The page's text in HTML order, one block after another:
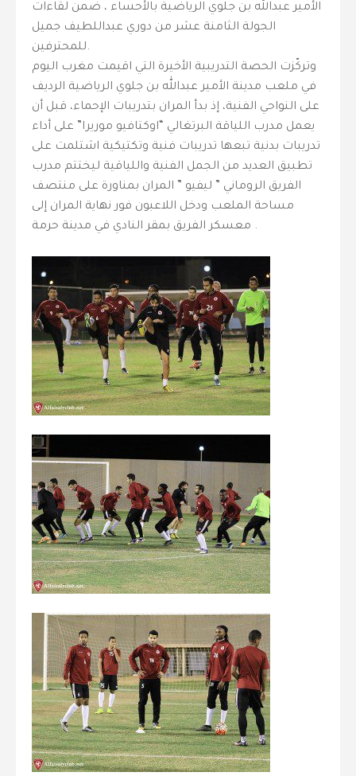
الأمير عبدالله بن جلوي الرياضية بالأحساء ، ضمن لقاءات
الجولة الثامنة عشر من دوري عبداللطيف جميل
للمحترفين.
وتركّزت الحصة التدريبية الأخيرة التي اقيمت مغرب اليوم
في ملعب مدينة الأمير عبدالله بن جلوي الرياضية الرديف
على النواحي الفنية، إذ بدأ المران بتدريبات الإحماء، قبل أن
يعمل مدرب اللياقة البرتغالي “اوكتافيو موريرا” على أداء
تدريبات بدنية تبعها تدريبات فنية وتكتيكية اشتلمت على
تطبيق العديد من الجمل الفنية واللياقية ليختتم مدرب
الفريق الروماني ” ليفيو ” المران بمناورة على منتصف
مساحة الملعب ودخل اللاعبون فور نهاية المران إلى
معسكر الفريق بمقر النادي في مدينة حرمة .